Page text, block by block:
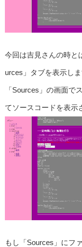
今回は吉見さんの時と
urces」タブを表示しま
「Sources」の画面で
てソースコードを表示
もし「Sources」にフ